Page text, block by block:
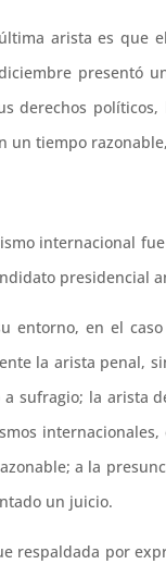
arista es que
presentó
derechos
un tiempo
internacional
presidencial
entorno, en el
la arista penal,
sufragio; la arista
a la
un juicio.
respaldada por